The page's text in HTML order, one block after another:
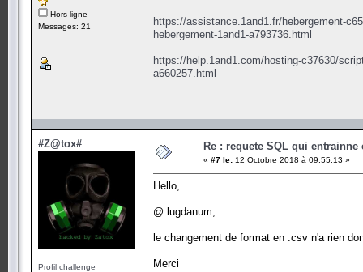
Hors ligne
Messages: 21
https://assistance.1and1.fr/hebergement-
hebergement-1and1-a793736.html
https://help.1and1.com/hosting-c37630/
a660257.html
#Z@tox#
Profil challenge
Re : requete SQL qui entrainne
« #7 le: 12 Octobre 2018 à 09:55:13 »
Hello,
@ lugdanum,
le changement de format en .csv n'a rien
Merci